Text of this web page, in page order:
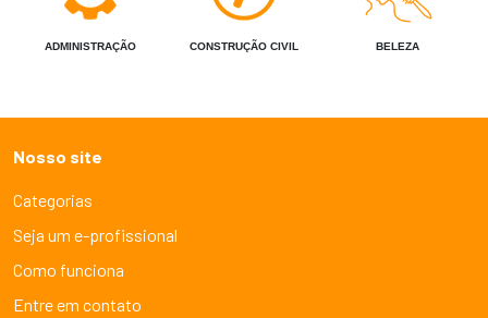
ADMINISTRAÇÃO CONSTRUÇÃO CIVIL BELEZA
Nosso site
Categorias
Seja um e-profissional
Como funciona
Entre em contato